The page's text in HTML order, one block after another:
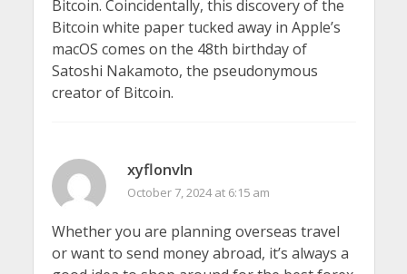
Bitcoin. Coincidentally, this discovery of the
Bitcoin white paper tucked away in Apple’s
macOS comes on the 48th birthday of
Satoshi Nakamoto, the pseudonymous
creator of Bitcoin.
xyflonvln
October 7, 2024 at 6:15 am
Whether you are planning overseas travel
or want to send money abroad, it’s always a